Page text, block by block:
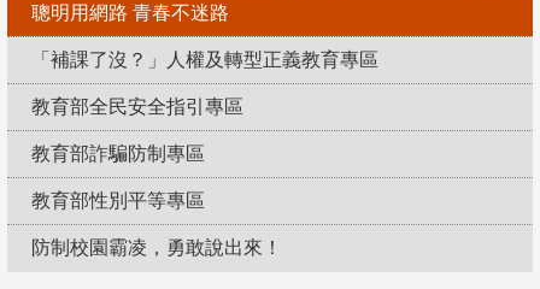
聰明用網路 青春不迷路
「補課了沒？」人權及轉型正義教育專區
教育部全民安全指引專區
教育部詐騙防制專區
教育部性別平等專區
防制校園霸凌，勇敢說出來！